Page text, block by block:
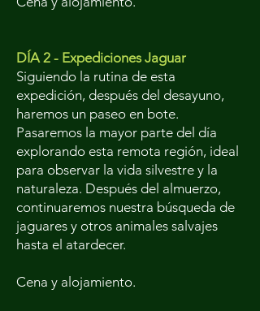
DÍA 2 - Expediciones Jaguar
Siguiendo la rutina de esta
expedición, después del desayuno,
haremos un paseo en bote.
Pasaremos la mayor parte del día
explorando esta remota región, ideal
para observar la vida silvestre y la
naturaleza. Después del almuerzo,
continuaremos nuestra búsqueda de
jaguares y otros animales salvajes
hasta el atardecer.
Cena y alojamiento.